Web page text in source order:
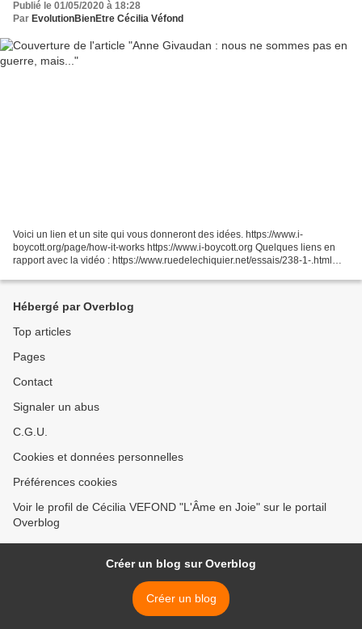
Publié le 01/05/2020 à 18:28
Par EvolutionBienEtre Cécilia Véfond
Voici un lien et un site qui vous donneront des idées. https://www.i-
boycott.org/page/how-it-works https://www.i-boycott.org Quelques liens en
rapport avec la vidéo : https://www.ruedelechiquier.net/essais/238-1-.html
Hébergé par Overblog
Top articles
Pages
Contact
Signaler un abus
C.G.U.
Cookies et données personnelles
Préférences cookies
Voir le profil de Cécilia VEFOND "L'Âme en Joie" sur le portail
Overblog
Créer un blog sur Overblog
Créer un blog